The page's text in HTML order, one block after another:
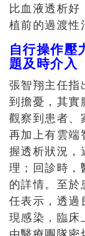
比血液透析好
植前的過渡性
自行操作
題及時介入
張智翔主任指
到擔憂，其實
觀察到患者、
再加上有雲端
握透析狀況，
理；回診時，
的詳情。至於
任表示，透過
現感染，臨床